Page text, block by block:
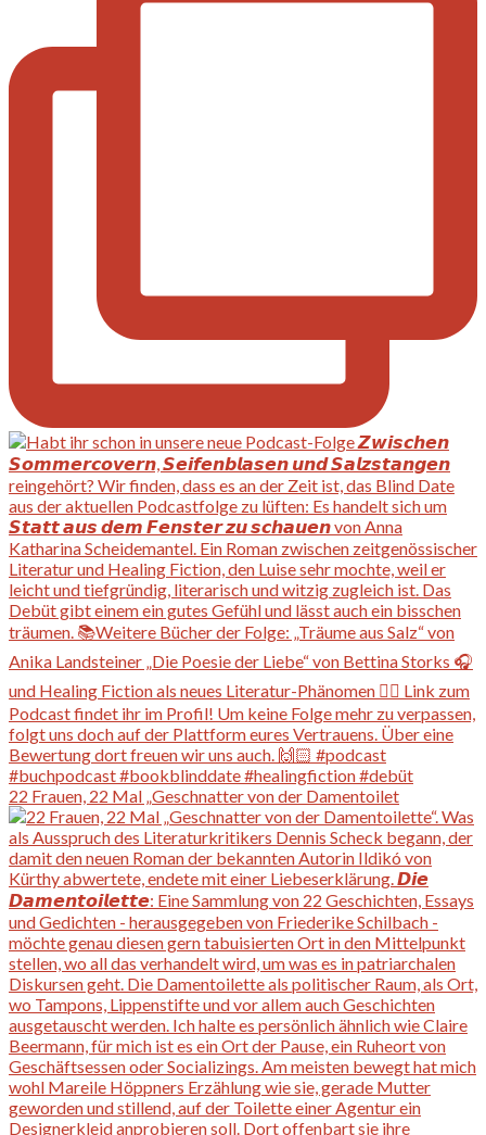
22 Frauen, 22 Mal „Geschnatter von der Damentoilet